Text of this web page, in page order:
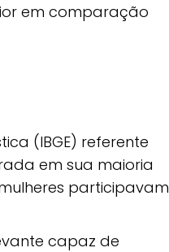
em comparação
(IBGE) referente
em sua maioria
participavam
capaz de